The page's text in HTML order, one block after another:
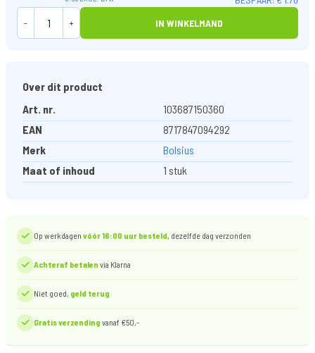
-
+ IN WINKELMAND
Over dit product
Art. nr.
103687150360
EAN
8717847094292
Merk
Bolsius
Maat of inhoud
1 stuk
Op werkdagen vóór 16:00 uur besteld, dezelfde dag verzonden
Achteraf betalen via Klarna
Niet goed, geld terug
Gratis verzending vanaf €50,-